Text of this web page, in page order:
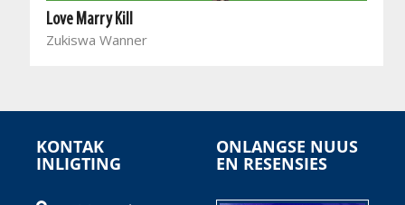
Love Marry Kill
Zukiswa Wanner
KONTAK
INLIGTING
ONLANGSE NUUS
EN RESENSIES